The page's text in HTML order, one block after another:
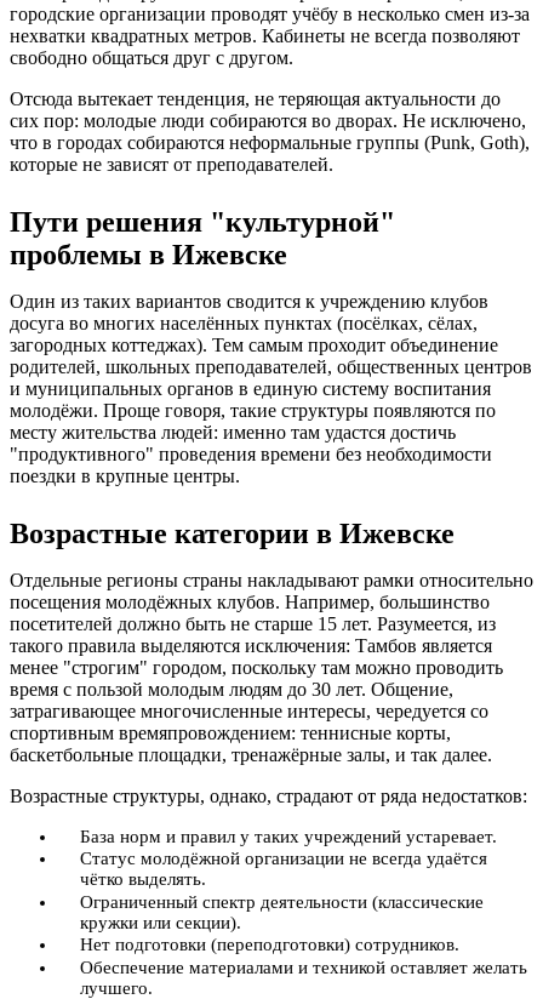
городские организации проводят учёбу в несколько смен из-за
нехватки квадратных метров. Кабинеты не всегда позволяют
свободно общаться друг с другом.
Отсюда вытекает тенденция, не теряющая актуальности до
сих пор: молодые люди собираются во дворах. Не исключено,
что в городах собираются неформальные группы (Punk, Goth),
которые не зависят от преподавателей.
Пути решения "культурной"
проблемы в Ижевске
Один из таких вариантов сводится к учреждению клубов
досуга во многих населённых пунктах (посёлках, сёлах,
загородных коттеджах). Тем самым проходит объединение
родителей, школьных преподавателей, общественных центров
и муниципальных органов в единую систему воспитания
молодёжи. Проще говоря, такие структуры появляются по
месту жительства людей: именно там удастся достичь
"продуктивного" проведения времени без необходимости
поездки в крупные центры.
Возрастные категории в Ижевске
Отдельные регионы страны накладывают рамки относительно
посещения молодёжных клубов. Например, большинство
посетителей должно быть не старше 15 лет. Разумеется, из
такого правила выделяются исключения: Тамбов является
менее "строгим" городом, поскольку там можно проводить
время с пользой молодым людям до 30 лет. Общение,
затрагивающее многочисленные интересы, чередуется со
спортивным времяпровождением: теннисные корты,
баскетбольные площадки, тренажёрные залы, и так далее.
Возрастные структуры, однако, страдают от ряда недостатков:
База норм и правил у таких учреждений устаревает.
Статус молодёжной организации не всегда удаётся
чётко выделять.
Ограниченный спектр деятельности (классические
кружки или секции).
Нет подготовки (переподготовки) сотрудников.
Обеспечение материалами и техникой оставляет желать
лучшего.